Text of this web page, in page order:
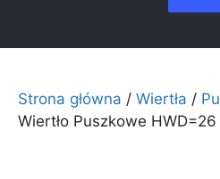
Strona główna / Wiertła /
Wiertło Puszkowe